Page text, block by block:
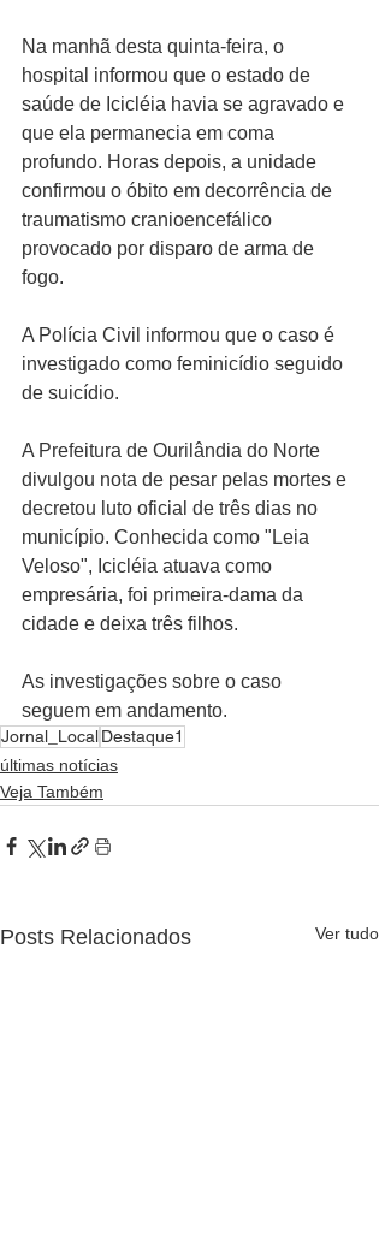
Na manhã desta quinta-feira, o
hospital informou que o estado de
saúde de Icicléia havia se agravado e
que ela permanecia em coma
profundo. Horas depois, a unidade
confirmou o óbito em decorrência de
traumatismo cranioencefálico
provocado por disparo de arma de
fogo.
A Polícia Civil informou que o caso é
investigado como feminicídio seguido
de suicídio.
A Prefeitura de Ourilândia do Norte
divulgou nota de pesar pelas mortes e
decretou luto oficial de três dias no
município. Conhecida como "Leia
Veloso", Icicléia atuava como
empresária, foi primeira-dama da
cidade e deixa três filhos.
As investigações sobre o caso
seguem em andamento.
Jornal_LocalDestaque1
últimas notícias
Veja Também
Posts Relacionados Ver tudo